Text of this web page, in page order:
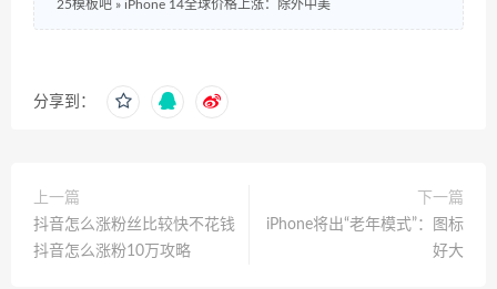
25模板吧 » iPhone 14全球价格上涨：除外中美
分享到：
上一篇
抖音怎么涨粉丝比较快不花钱
抖音怎么涨粉10万攻略
下一篇
iPhone将出“老年模式”：图标
好大